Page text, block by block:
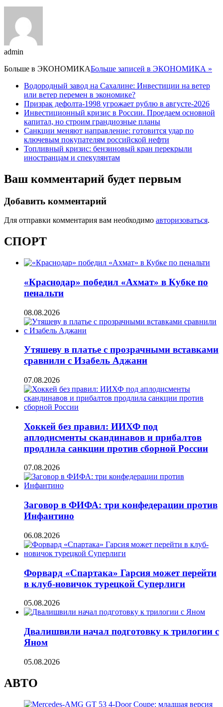
admin
Больше в ЭКОНОМИКАБольше записей в ЭКОНОМИКА »
Водородный завод на Сахалине: Инвестиции на ветер
или ветер перемен в экономике?
Призрак дефолта-1998 угрожает рублю в августе-2026
Инвестиционный кризис в России. Проедаем основной
капитал, но строим грандиозные планы
Санкции меняют направление: готовится удар по
ключевым покупателям российской нефти
Топливный кризис: бензиновый кран перекрыли
иностранцам и спекулянтам
Ваш комментарий будет первым
Добавить комментарий
Для отправки комментария вам необходимо авторизоваться.
СПОРТ
«Краснодар» победил «Ахмат» в Кубке по
пенальти
08.08.2026
Утяшеву в платье с прозрачными вставками
сравнили с Изабель Аджани
07.08.2026
Хоккей без правил: ИИХФ под
аплодисменты скандинавов и прибалтов
продлила санкции против сборной России
07.08.2026
Заговор в ФИФА: три конфедерации против
Инфантино
06.08.2026
Форвард «Спартака» Гарсия может перейти
в клуб-новичок турецкой Суперлиги
05.08.2026
Двалишвили начал подготовку к трилогии с
Яном
05.08.2026
АВТО